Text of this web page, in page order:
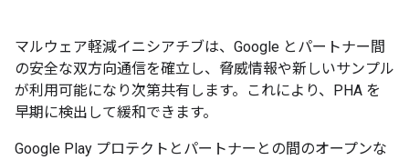
マルウェア軽減イニシアチブは、Google とパートナー間
の安全な双方向通信を確立し、脅威情報や新しいサンプル
が利用可能になり次第共有します。これにより、PHA を
早期に検出して緩和できます。
Google Play プロテクトとパートナーとの間のオープンな